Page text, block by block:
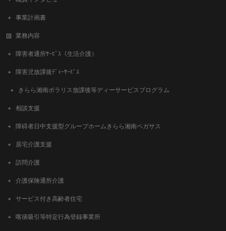
事業計画書
業務内容
障害者通所ｻｰﾋﾞｽ（生活介護）
障害児放課後ﾃﾞｨｰｻｰﾋﾞｽ
きらら湘南ポラリス放課後等ディーサービスプログラム
相談支援
障碍者日中支援型グループホームきらら湘南ペガサス
居宅介護支援
訪問介護
介護保険通所介護
サービス付き高齢者住宅
喀痰吸引等特定行為登録事業所